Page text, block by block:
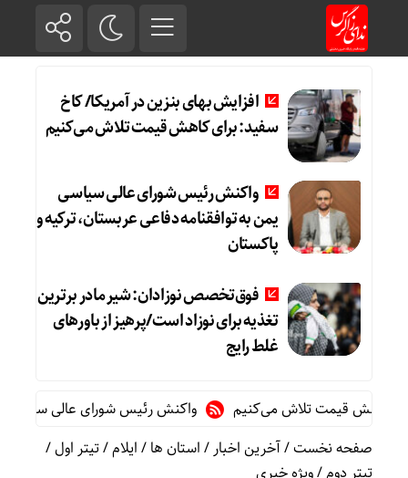
افزایش بهای بنزین در آمریکا/ کاخ
سفید: برای کاهش قیمت تلاش می‌کنیم
واکنش رئیس شورای عالی سیاسی
یمن به توافقنامه دفاعی عربستان، ترکیه و
پاکستان
فوق‌تخصص نوزادان: شیر مادر برترین
تغذیه برای نوزاد است/پرهیز از باورهای
غلط رایج
قیمت تلاش می‌کنیم
واکنش رئیس شورای عالی سیاسی یمن به
صفحه نخست/آخرین اخبار/استان ها/ایلام/تیتر اول/
تیتر دوم/ویژه خبری